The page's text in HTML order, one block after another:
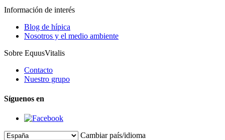
Información de interés
Blog de hípica
Nosotros y el medio ambiente
Sobre EquusVitalis
Contacto
Nuestro grupo
Síguenos en
Cambiar país/idioma